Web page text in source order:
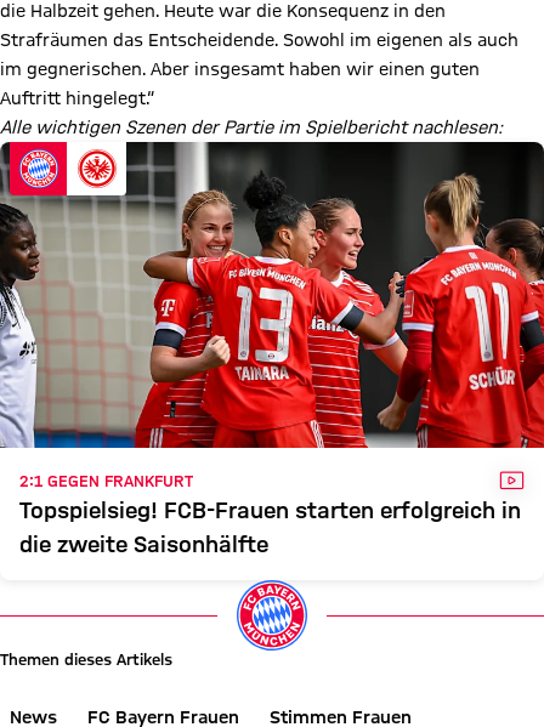
die Halbzeit gehen. Heute war die Konsequenz in den
Strafräumen das Entscheidende. Sowohl im eigenen als auch
im gegnerischen. Aber insgesamt haben wir einen guten
Auftritt hingelegt.“
Alle wichtigen Szenen der Partie im Spielbericht nachlesen:
2:1 GEGEN FRANKFURT
Topspielsieg! FCB-Frauen starten erfolgreich in
die zweite Saisonhälfte
Themen dieses Artikels
News FC Bayern Frauen
Stimmen Frauen